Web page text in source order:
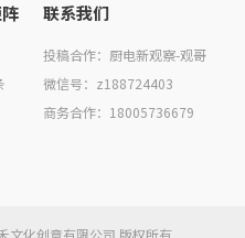
联系我们
投稿合作：厨电新观察-观哥
微信号：z188724403
商务合作：18005736679